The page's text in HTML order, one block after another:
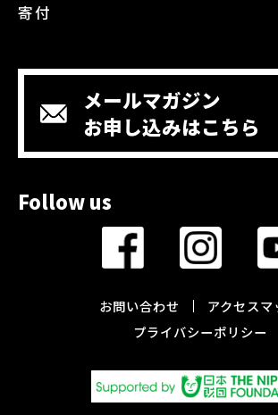
寄付
メールマガジン
お申し込みはこちら
Follow us
お問い合わせ
アクセスマ
プライバシーポリシー